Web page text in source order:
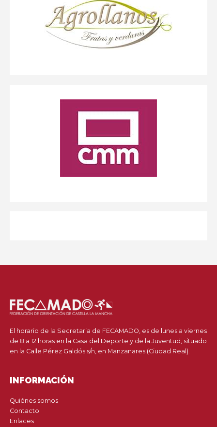
El horario de la Secretaria de FECAMADO, es de lunes a viernes
de 8 a 12 horas en la Casa del Deporte y de la Juventud, situado
en la Calle Pérez Galdós s/n, en Manzanares (Ciudad Real).
INFORMACIÓN
Quiénes somos
Contacto
Enlaces